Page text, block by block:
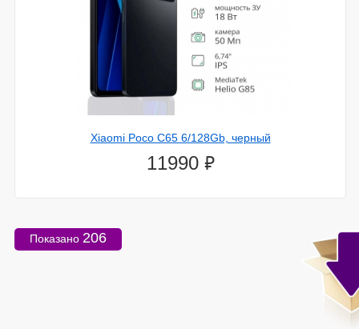
Xiaomi Poco C65 6/128Gb, черный
11990 ⃏
Показано 206